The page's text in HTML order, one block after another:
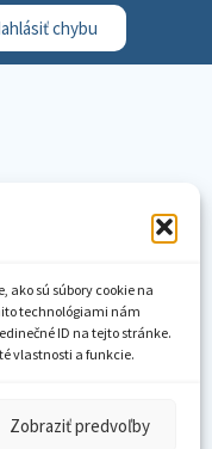
ako sú súbory cookie na
technológiami nám
ID na tejto stránke.
vlastnosti a funkcie.
Zobraziť predvoľby
chybu